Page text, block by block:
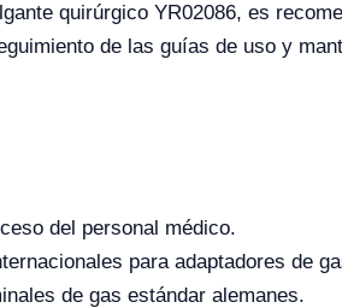
quirúrgico YR02086, es
de las guías de uso y
del personal médico.
para adaptadores de
de gas estándar alemanes.